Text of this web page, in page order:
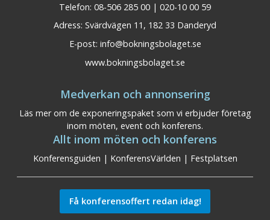
Telefon: 08-506 285 00 | 020-10 00 59
Adress: Svärdvägen 11, 182 33 Danderyd
E-post: info@bokningsbolaget.se
www.bokningsbolaget.se
Medverkan och annonsering
Läs mer om de exponeringspaket som vi erbjuder företag
inom möten, event och konferens.
Allt inom möten och konferens
Konferensguiden | KonferensVärlden | Festplatsen
Få konferensoffert redan idag!